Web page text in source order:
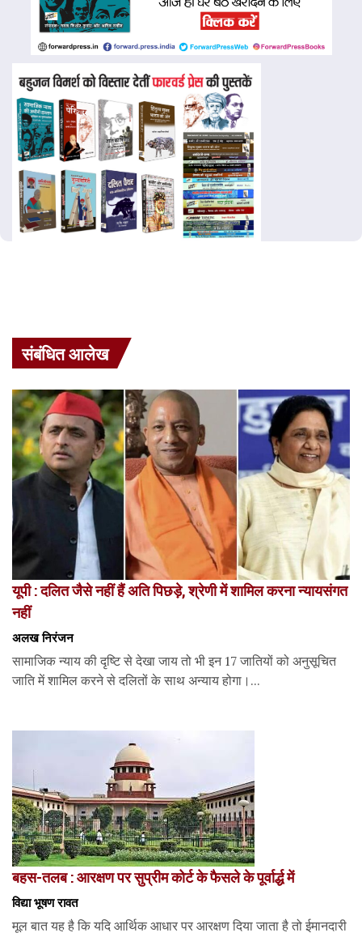
संबंधित आलेख
यूपी : दलित जैसे नहीं हैं अति पिछड़े, श्रेणी में शामिल करना न्यायसंगत
नहीं
अलख निरंजन
सामाजिक न्याय की दृष्टि से देखा जाय तो भी इन 17 जातियों को अनुसूचित
जाति में शामिल करने से दलितों के साथ अन्याय होगा।...
बहस-तलब : आरक्षण पर सुप्रीम कोर्ट के फैसले के पूर्वार्द्ध में
विद्या भूषण रावत
मूल बात यह है कि यदि आर्थिक आधार पर आरक्षण दिया जाता है तो ईमानदारी